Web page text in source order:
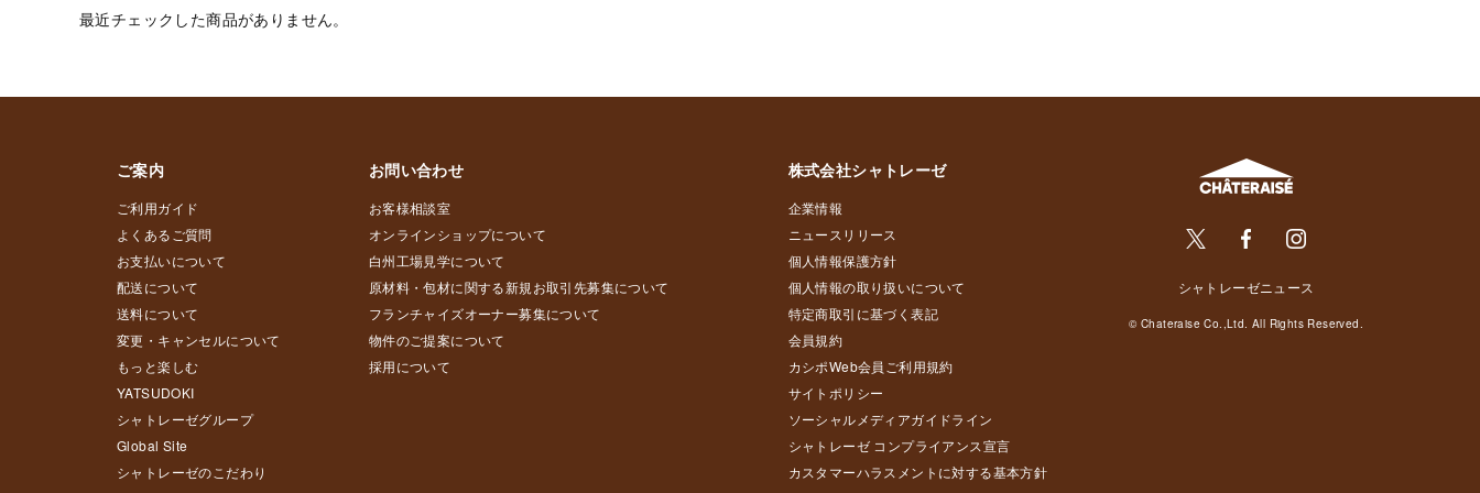
最近チェックした商品がありません。
ご案内
ご利用ガイド
よくあるご質問
お支払いについて
配送について
送料について
変更・キャンセルについて
もっと楽しむ
YATSUDOKI
シャトレーゼグループ
Global Site
シャトレーゼのこだわり
お問い合わせ
お客様相談室
オンラインショップについて
白州工場見学について
原材料・包材に関する新規お取引先募集について
フランチャイズオーナー募集について
物件のご提案について
採用について
株式会社シャトレーゼ
企業情報
ニュースリリース
個人情報保護方針
個人情報の取り扱いについて
特定商取引に基づく表記
会員規約
カシポWeb会員ご利用規約
サイトポリシー
ソーシャルメディアガイドライン
シャトレーゼ コンプライアンス宣言
カスタマーハラスメントに対する基本方針
シャトレーゼニュース
© Chateraise Co.,Ltd. All Rights Reserved.